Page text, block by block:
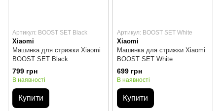
Артикул: BOOST SET Black
Xiaomi
Машинка для стрижки Xiaomi
BOOST SET Black
799 грн
В наявності
Купити
Артикул: BOOST SET White
Xiaomi
Машинка для стрижки Xiaomi
BOOST SET White
699 грн
В наявності
Купити